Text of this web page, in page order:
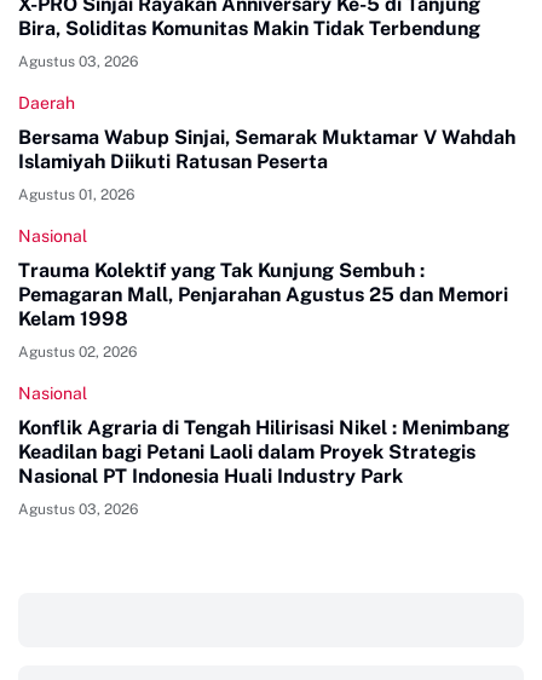
Bira, Soliditas Komunitas Makin Tidak Terbendung
Agustus 03, 2026
Daerah
Bersama Wabup Sinjai, Semarak Muktamar V Wahdah
Islamiyah Diikuti Ratusan Peserta
Agustus 01, 2026
Nasional
Trauma Kolektif yang Tak Kunjung Sembuh :
Pemagaran Mall, Penjarahan Agustus 25 dan Memori
Kelam 1998
Agustus 02, 2026
Nasional
Konflik Agraria di Tengah Hilirisasi Nikel : Menimbang
Keadilan bagi Petani Laoli dalam Proyek Strategis
Nasional PT Indonesia Huali Industry Park
Agustus 03, 2026